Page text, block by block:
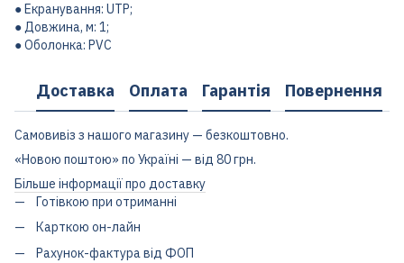
● Екранування: UTP;
● Довжина, м: 1;
● Оболонка: PVC
Доставка Оплата Гарантія Повернення
Самовивіз з нашого магазину — безкоштовно.
«Новою поштою» по Україні — від 80 грн.
Більше інформації про доставку
Готівкою при отриманні
Карткою он-лайн
Рахунок-фактура від ФОП